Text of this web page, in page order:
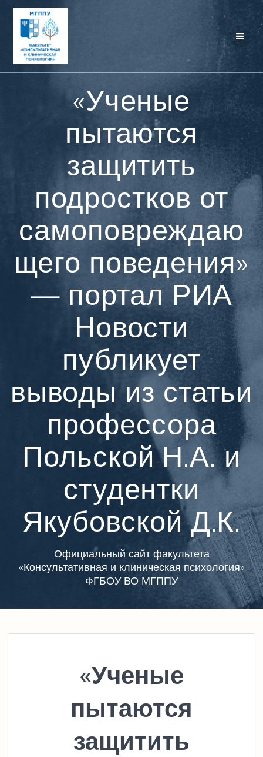
«Ученые
пытаются
защитить
подростков от
самоповреждаю
щего поведения»
— портал РИА
Новости
публикует
выводы из статьи
профессора
Польской Н.А. и
студентки
Якубовской Д.К.
Официальный сайт факультета
«Консультативная и клиническая психология»
ФГБОУ ВО МГППУ
«Ученые
пытаются
защитить